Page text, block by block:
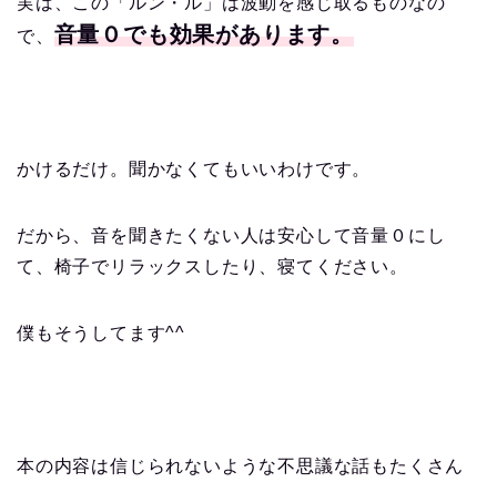
で、 音量０でも効果があります。
かけるだけ。聞かなくてもいいわけです。
だから、音を聞きたくない人は安心して音量０にし
て、椅子でリラックスしたり、寝てください。
僕もそうしてます^^
本の内容は信じられないような不思議な話もたくさん